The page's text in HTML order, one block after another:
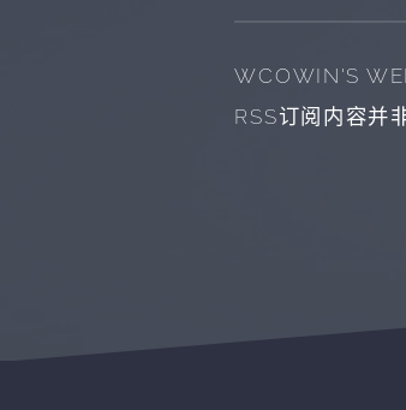
WCOWIN'S
RSS订阅内容并